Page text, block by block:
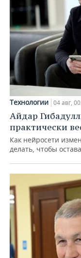
Технологии 04 авг,
Айдар
практически
Как нейросети
делать, чтобы